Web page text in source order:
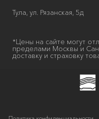
Тула, ул. Рязанская, 5д
*Цены на сайте могут
пределами Москвы и
доставку и страховку